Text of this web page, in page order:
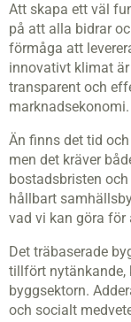
Att skapa ett väl
på att alla bidrar
förmåga att
innovativt klimat
transparent och
marknadsekonomi.
Än finns det tid
men det kräver
bostadsbristen
hållbart
vad vi kan göra för
Det träbaserade
tillfört nytänkande,
byggsektorn.
och socialt